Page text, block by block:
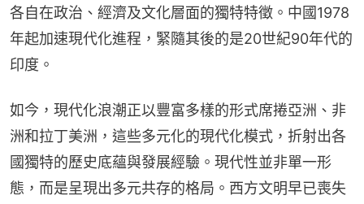
各自在政治、經濟及文化層面的獨特特徵。中國1978
年起加速現代化進程，緊隨其後的是20世紀90年代的
印度。
如今，現代化浪潮正以豐富多樣的形式席捲亞洲、非
洲和拉丁美洲，這些多元化的現代化模式，折射出各
國獨特的歷史底蘊與發展經驗。現代性並非單一形
態，而是呈現出多元共存的格局。西方文明早已喪失